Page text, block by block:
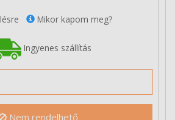
Mikor kapom meg?
Ingyenes szállítás
Nem rendelhető